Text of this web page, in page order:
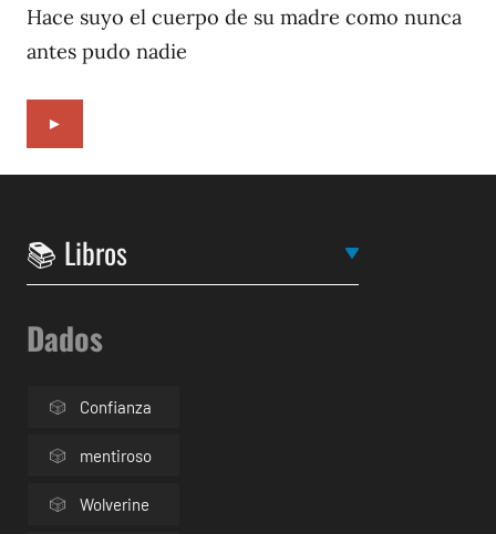
1997
Hace suyo el cuerpo de su madre como nunca
antes pudo nadie
►
Dados
Confianza
mentiroso
Wolverine